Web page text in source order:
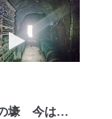
ファン熱狂…でも
動画を再生 旧日
旧日本軍の壕 今は水族館やワインセラーに 朝鮮半島の「本土決戦」計画